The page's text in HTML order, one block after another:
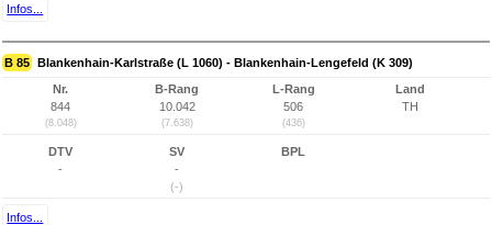
Infos...
B 85 Blankenhain-Karlstraße (L 1060) - Blankenhain-Lengefeld (K 309)
Nr.
844
(8.048)
B-Rang
10.042
(7.638)
L-Rang
506
(436)
Land
TH
DTV
-
SV
-
(-)
BPL
Infos...